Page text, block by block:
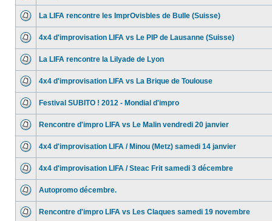
La LIFA rencontre les ImprOvisbles de Bulle (Suisse)
4x4 d'improvisation LIFA vs Le PIP de Lausanne (Suisse)
La LIFA rencontre la Lilyade de Lyon
4x4 d'improvisation LIFA vs La Brique de Toulouse
Festival SUBITO ! 2012 - Mondial d'impro
Rencontre d'impro LIFA vs Le Malin vendredi 20 janvier
4x4 d'improvisation LIFA / Minou (Metz) samedi 14 janvier
4x4 d'improvisation LIFA / Steac Frit samedi 3 décembre
Autopromo décembre.
Rencontre d'impro LIFA vs Les Claques samedi 19 novembre